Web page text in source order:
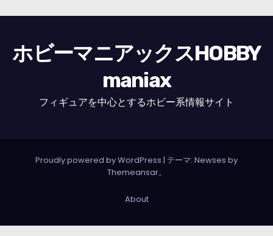
ホビーマニアックスHOBBY
maniax
フィギュアを中心とするホビー系情報サイト
Proudly powered by WordPress | テーマ: Newses by
Themeansar。
About